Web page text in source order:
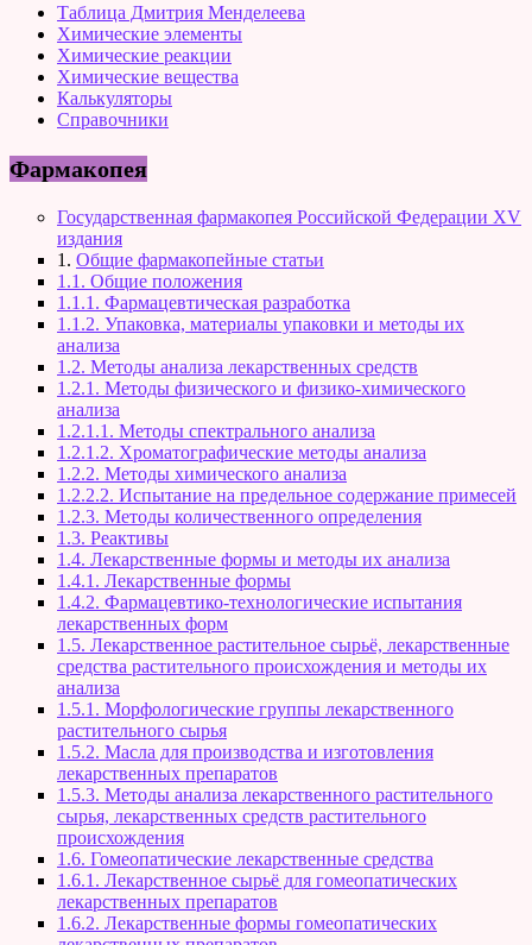
Таблица Дмитрия Менделеева
Химические элементы
Химические реакции
Химические вещества
Калькуляторы
Справочники
Фармакопея
Государственная фармакопея Российской Федерации XV
издания
1. Общие фармакопейные статьи
1.1. Общие положения
1.1.1. Фармацевтическая разработка
1.1.2. Упаковка, материалы упаковки и методы их
анализа
1.2. Методы анализа лекарственных средств
1.2.1. Методы физического и физико-химического
анализа
1.2.1.1. Методы спектрального анализа
1.2.1.2. Хроматографические методы анализа
1.2.2. Методы химического анализа
1.2.2.2. Испытание на предельное содержание примесей
1.2.3. Методы количественного определения
1.3. Реактивы
1.4. Лекарственные формы и методы их анализа
1.4.1. Лекарственные формы
1.4.2. Фармацевтико-технологические испытания
лекарственных форм
1.5. Лекарственное растительное сырьё, лекарственные
средства растительного происхождения и методы их
анализа
1.5.1. Морфологические группы лекарственного
растительного сырья
1.5.2. Масла для производства и изготовления
лекарственных препаратов
1.5.3. Методы анализа лекарственного растительного
сырья, лекарственных средств растительного
происхождения
1.6. Гомеопатические лекарственные средства
1.6.1. Лекарственное сырьё для гомеопатических
лекарственных препаратов
1.6.2. Лекарственные формы гомеопатических